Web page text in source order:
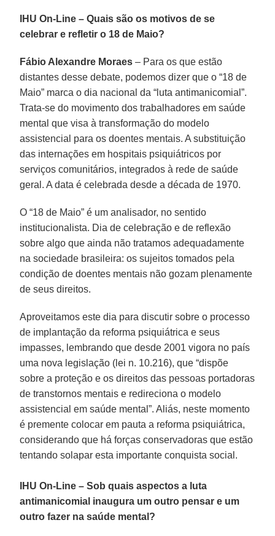
IHU On-Line – Quais são os motivos de se
celebrar e refletir o 18 de Maio?
Fábio Alexandre Moraes– Para os que estão
distantes desse debate, podemos dizer que o “18 de
Maio” marca o dia nacional da “luta antimanicomial”.
Trata-se do movimento dos trabalhadores em saúde
mental que visa à transformação do modelo
assistencial para os doentes mentais. A substituição
das internações em hospitais psiquiátricos por
serviços comunitários, integrados à rede de saúde
geral. A data é celebrada desde a década de 1970.
O “18 de Maio” é um analisador, no sentido
institucionalista. Dia de celebração e de reflexão
sobre algo que ainda não tratamos adequadamente
na sociedade brasileira: os sujeitos tomados pela
condição de doentes mentais não gozam plenamente
de seus direitos.
Aproveitamos este dia para discutir sobre o processo
de implantação da reforma psiquiátrica e seus
impasses, lembrando que desde 2001 vigora no país
uma nova legislação (lei n. 10.216), que “dispõe
sobre a proteção e os direitos das pessoas portadoras
de transtornos mentais e redireciona o modelo
assistencial em saúde mental”. Aliás, neste momento
é premente colocar em pauta a reforma psiquiátrica,
considerando que há forças conservadoras que estão
tentando solapar esta importante conquista social.
IHU On-Line – Sob quais aspectos a luta
antimanicomial inaugura um outro pensar e um
outro fazer na saúde mental?